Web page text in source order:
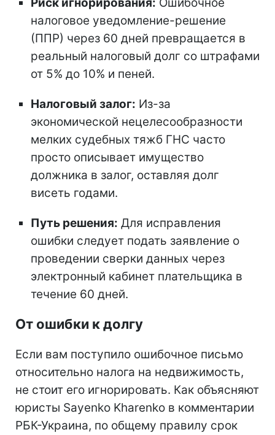
налоговое уведомление-решение
(ППР) через 60 дней превращается в
реальный налоговый долг со штрафами
от 5% до 10% и пеней.
Налоговый залог: Из-за
экономической нецелесообразности
мелких судебных тяжб ГНС часто
просто описывает имущество
должника в залог, оставляя долг
висеть годами.
Путь решения: Для исправления
ошибки следует подать заявление о
проведении сверки данных через
электронный кабинет плательщика в
течение 60 дней.
От ошибки к долгу
Если вам поступило ошибочное письмо
относительно налога на недвижимость,
не стоит его игнорировать. Как объясняют
юристы Sayenko Kharenko в комментарии
РБК-Украина, по общему правилу срок